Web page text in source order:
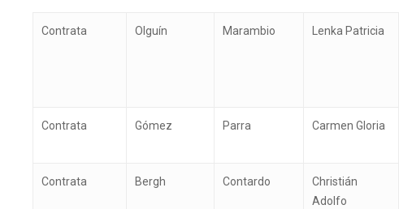
Tipo de
Apellido
Paterno
Apellido
Nombres
Contrata Olguín Marambio Lenka Patricia
Contrata Gómez Parra Carmen Gloria
Contrata Bergh Contardo
Christián
Adolfo